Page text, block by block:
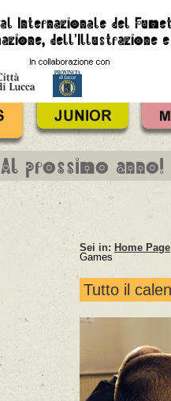
Al prossimo anno!
Sei in: Home Page
Games
Tutto il